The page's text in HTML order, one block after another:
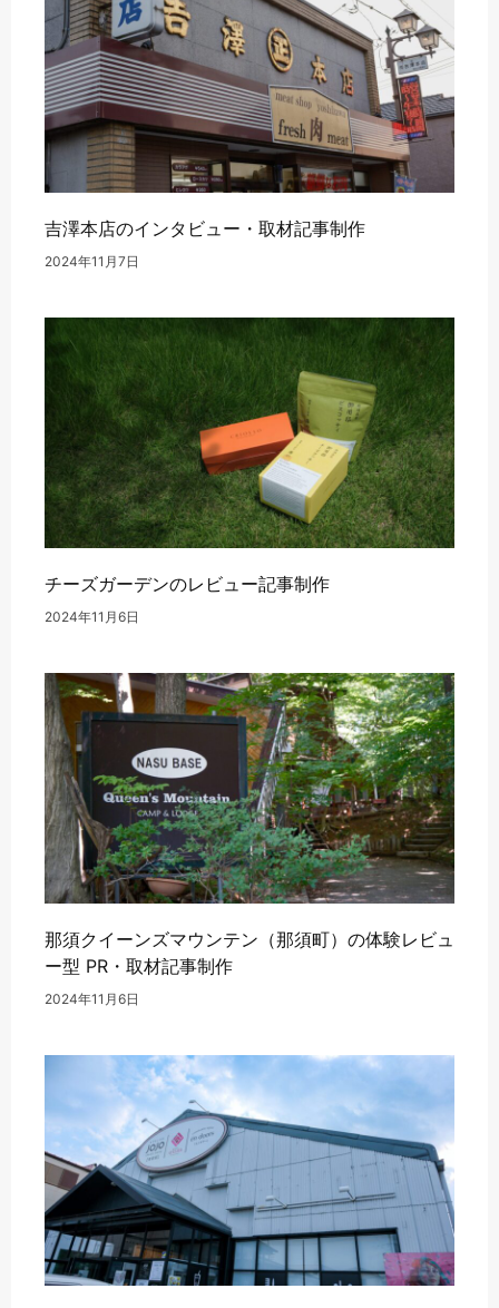
吉澤本店のインタビュー・取材記事制作
2024年11月7日
チーズガーデンのレビュー記事制作
2024年11月6日
那須クイーンズマウンテン（那須町）の体験レビュ
ー型 PR・取材記事制作
2024年11月6日